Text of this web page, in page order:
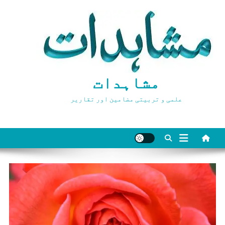
مشاہدات
علمی و تربیتی مضامین اور تقاریر